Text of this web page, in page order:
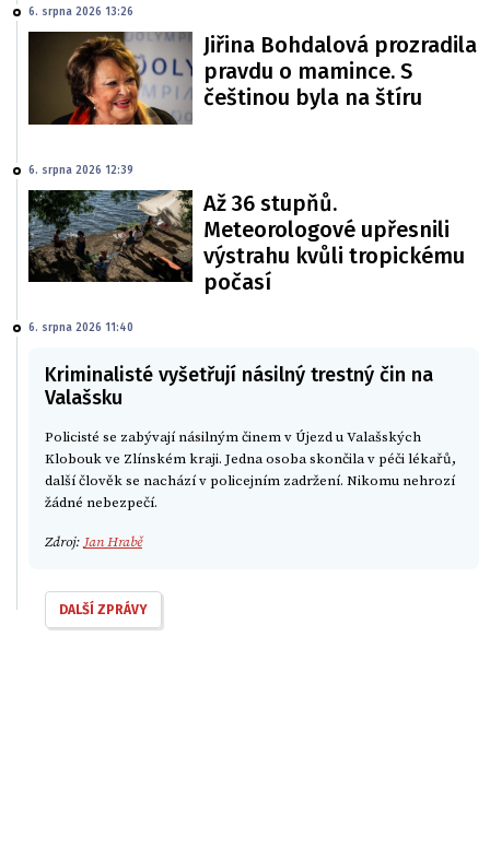
6. srpna 2026 13:26
Jiřina Bohdalová prozradila
pravdu o mamince. S
češtinou byla na štíru
6. srpna 2026 12:39
Až 36 stupňů.
Meteorologové upřesnili
výstrahu kvůli tropickému
počasí
6. srpna 2026 11:40
Kriminalisté vyšetřují násilný trestný čin na
Valašsku
Policisté se zabývají násilným činem v Újezd u Valašských
Klobouk ve Zlínském kraji. Jedna osoba skončila v péči lékařů,
další člověk se nachází v policejním zadržení. Nikomu nehrozí
žádné nebezpečí.
Zdroj: Jan Hrabě
DALŠÍ ZPRÁVY